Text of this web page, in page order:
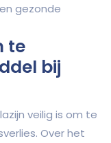
gezonde
te
bij
veilig is om te
Over het